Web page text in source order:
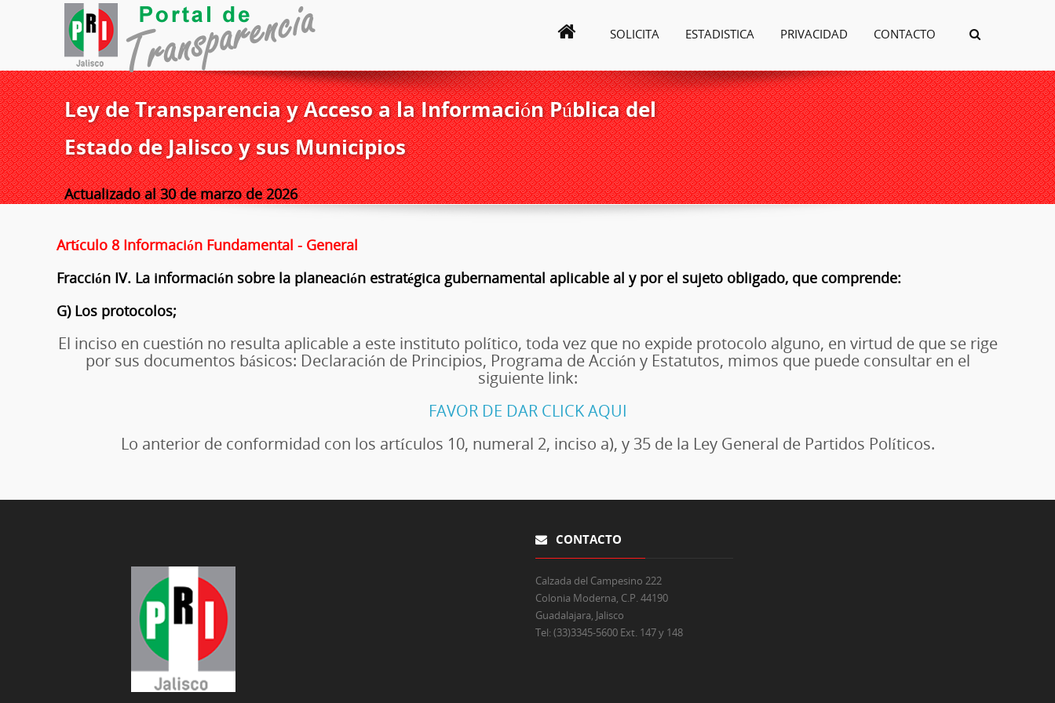
SOLICITA ESTADISTICA PRIVACIDAD CONTACTO
Ley de Transparencia y Acceso a la Información Pública del
Estado de Jalisco y sus Municipios
Actualizado al 30 de marzo de 2026
Artículo 8 Información Fundamental - General
Fracción IV. La información sobre la planeación estratégica gubernamental aplicable al y por el sujeto obligado, que comprende:
G) Los protocolos;
El inciso en cuestión no resulta aplicable a este instituto político, toda vez que no expide protocolo alguno, en virtud de que se rige
por sus documentos básicos: Declaración de Principios, Programa de Acción y Estatutos, mimos que puede consultar en el
siguiente link:
FAVOR DE DAR CLICK AQUI
Lo anterior de conformidad con los artículos 10, numeral 2, inciso a), y 35 de la Ley General de Partidos Políticos.
CONTACTO
Calzada del Campesino 222
Colonia Moderna, C.P. 44190
Guadalajara, Jalisco
Tel:(33)3345-5600 Ext. 147 y 148